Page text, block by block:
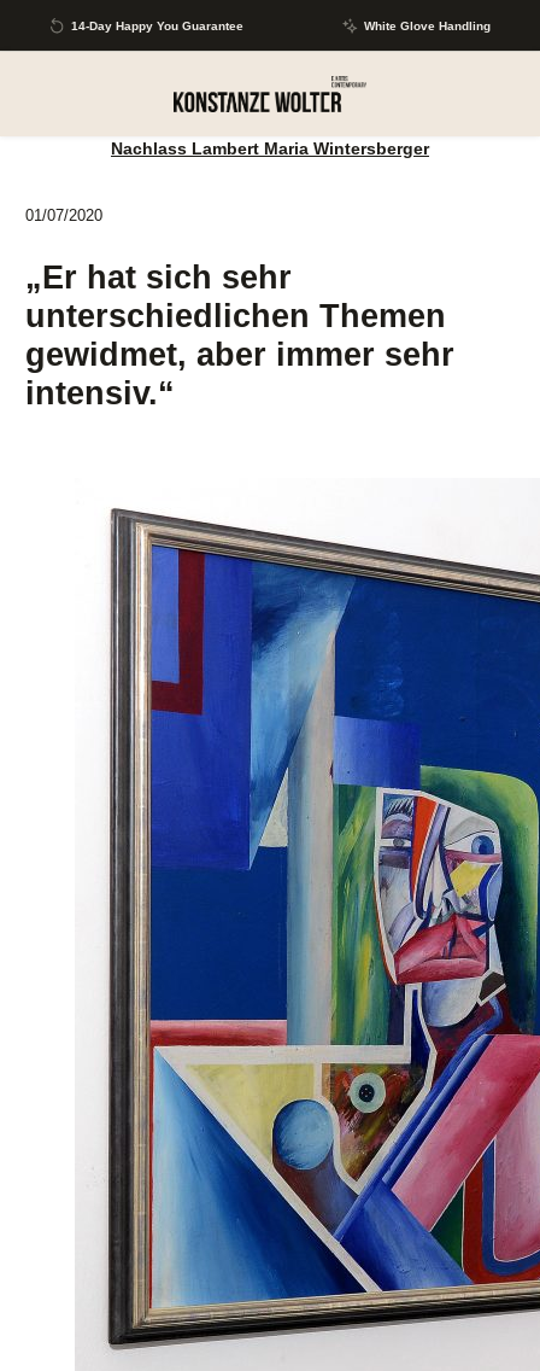
Skip to main content
14-Day Happy You Guarantee White Glove Handling
Nachlass Lambert Maria Wintersberger
01/07/2020
„Er hat sich sehr
unterschiedlichen Themen
gewidmet, aber immer sehr
intensiv.“